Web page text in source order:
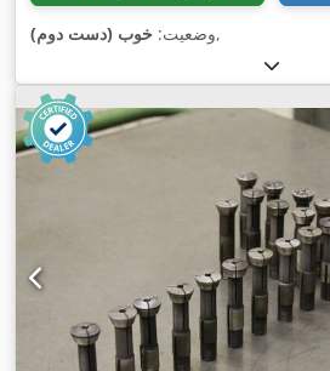
وضعیت: خوب (دست دوم) ,